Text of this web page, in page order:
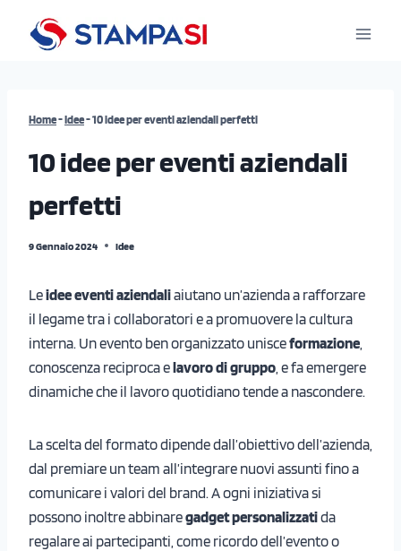
Home-Idee-10 idee per eventi aziendali perfetti
10 idee per eventi aziendali
perfetti
9 Gennaio 2024 Idee
Leidee eventi aziendaliaiutano un’azienda a rafforzare
il legame tra i collaboratori e a promuovere la cultura
interna. Un evento ben organizzato unisceformazione
conoscenza reciproca elavoro di gruppo , e fa emergere
dinamiche che il lavoro quotidiano tende a nascondere.
La scelta del formato dipende dall’obiettivo dell’azienda,
dal premiare un team all’integrare nuovi assunti fino a
comunicare i valori del brand. A ogni iniziativa si
possono inoltre abbinaregadget personalizzatida
regalare ai partecipanti, come ricordo dell’evento o